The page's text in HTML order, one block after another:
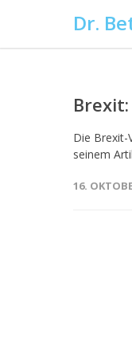
Dr.
Die Brexit-
seinem
16.